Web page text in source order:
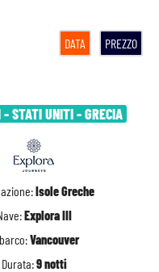
DATA PREZZO
STATI UNITI - GRECIA
Isole Greche
Explora III
Vancouver
Durata:9 notti